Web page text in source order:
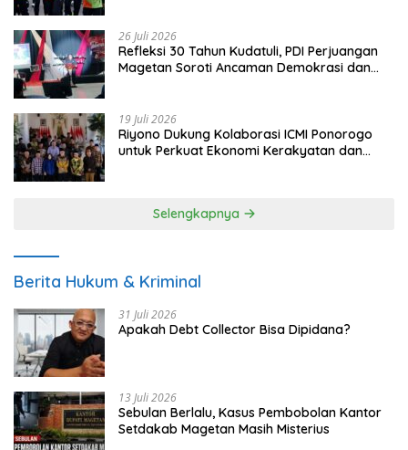
26 Juli 2026
Refleksi 30 Tahun Kudatuli, PDI Perjuangan
Magetan Soroti Ancaman Demokrasi dan
19 Juli 2026
Riyono Dukung Kolaborasi ICMI Ponorogo
untuk Perkuat Ekonomi Kerakyatan dan
Selengkapnya
Berita Hukum & Kriminal
31 Juli 2026
Apakah Debt Collector Bisa Dipidana?
13 Juli 2026
Sebulan Berlalu, Kasus Pembobolan Kantor
Setdakab Magetan Masih Misterius